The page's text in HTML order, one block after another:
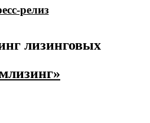
релиз
лизинговых